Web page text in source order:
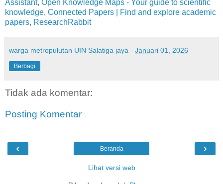
Assistant, Open Knowledge Maps - Your guide to scientific
knowledge, Connected Papers | Find and explore academic
papers, ResearchRabbit
warga metropulutan UIN Salatiga jaya - Januari 01, 2026
Berbagi
Tidak ada komentar:
Posting Komentar
‹ ›
Beranda
Lihat versi web